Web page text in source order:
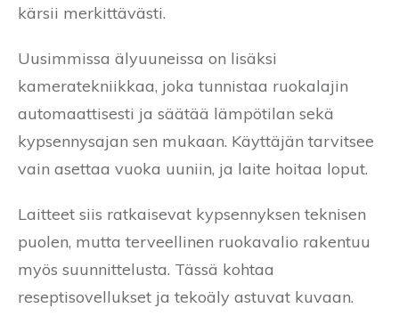
kärsii merkittävästi.
Uusimmissa älyuuneissa on lisäksi
kameratekniikkaa, joka tunnistaa ruokalajin
automaattisesti ja säätää lämpötilan sekä
kypsennysajan sen mukaan. Käyttäjän tarvitsee
vain asettaa vuoka uuniin, ja laite hoitaa loput.
Laitteet siis ratkaisevat kypsennyksen teknisen
puolen, mutta terveellinen ruokavalio rakentuu
myös suunnittelusta. Tässä kohtaa
reseptisovellukset ja tekoäly astuvat kuvaan.